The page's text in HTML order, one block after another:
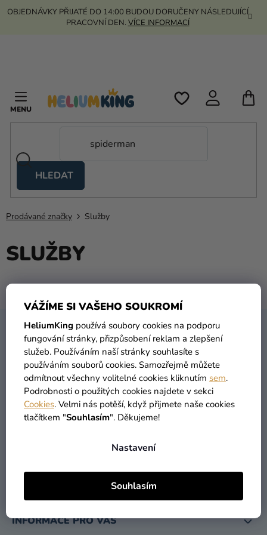
VÁŽÍME SI VAŠEHO SOUKROMÍ
HeliumKing používá soubory cookies na podporu
fungování stránky, přizpůsobení reklam a zlepšení
služeb. Používáním naší stránky souhlasíte s
používáním souborů cookies. Samozřejmě můžete
odmítnout všechny volitelné cookies kliknutím sem.
Podrobnosti o použitých cookies najdete v sekci
Cookies. Velmi nás potěší, když přijmete naše cookies
tlačítkem "Souhlasím". Děkujeme!
Nastavení
Souhlasím
Přejít
OBJEDNÁVKY PŘIJATÉ DO 14:00 BUDOU DORUČENY NÁSLEDUJÍCÍ
PRACOVNÍ DEN. VÍCE INFORMACÍ
HLEDAT
stany
Kanekalon
Helium
a
Svatba
Párty
Výzdoba
a
doplňky
Kostýmy
Oblečení
Dárky
merch
Svátky
Prodávané značky Služby
SLUŽBY
KONTAKT
info@heliumking.cz
INFORMACE PRO VÁS